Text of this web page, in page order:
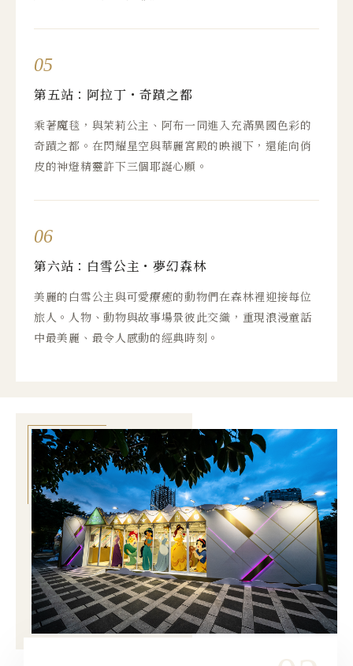
05
第五站：阿拉丁・奇蹟之都
乘著魔毯，與茉莉公主、阿布一同進入充滿異國色彩的
奇蹟之都。在閃耀星空與華麗宮殿的映襯下，還能向俏
皮的神燈精靈許下三個耶誕心願。
06
第六站：白雪公主・夢幻森林
美麗的白雪公主與可愛療癒的動物們在森林裡迎接每位
旅人。人物、動物與故事場景彼此交織，重現浪漫童話
中最美麗、最令人感動的經典時刻。